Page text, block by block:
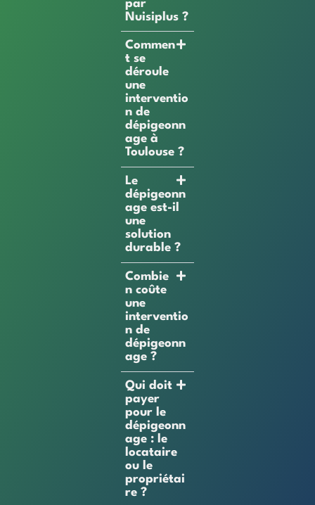
par
Nuisiplus ?
Commen
t se
déroule
une
interventio
n de
dépigeonn
age à
Toulouse ?
Le
dépigeonn
age est-il
une
solution
durable ?
Combie
n coûte
une
interventio
n de
dépigeonn
age ?
Qui doit
payer
pour le
dépigeonn
age : le
locataire
ou le
propriétai
re ?